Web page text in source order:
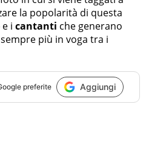
la popolarità di questa
e i cantanti che generano
più in voga tra i
preferite Aggiungi